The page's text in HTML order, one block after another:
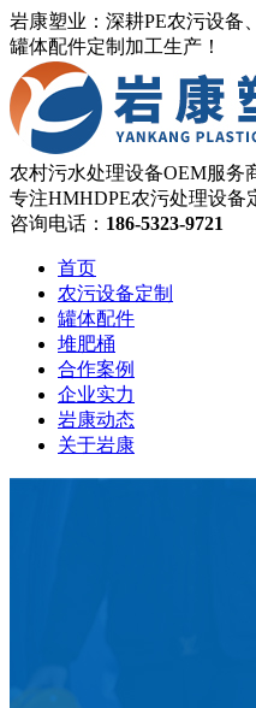
岩康塑业：深耕PE农污设备
罐体配件定制加工生产！
农村污水处理设备OEM服务
专注HMHDPE农污处理设备
咨询电话： 186-5323-9721
首页
农污设备定制
罐体配件
堆肥桶
合作案例
企业实力
岩康动态
关于岩康